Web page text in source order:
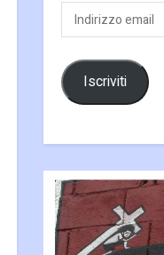
Indirizzo
email
Iscriviti